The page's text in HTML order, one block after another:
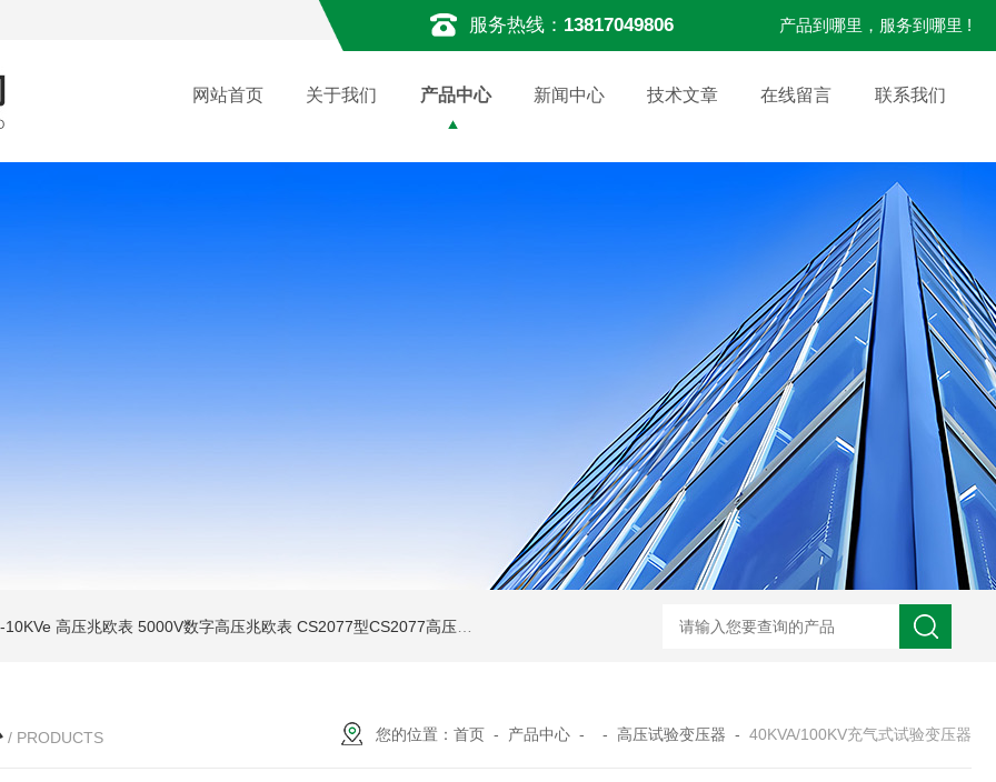
服务热线： 13817049806 产品到哪里，服务到哪里 !
网站首页 关于我们 产品中心 新闻中心 技术文章 在线留言 联系我们
高压兆欧表 5000V数字高压兆欧表 CS2077型CS2077高压兆欧表校验仪 GM-5KV-20KV型可调高压兆欧表GM-5KV-20KV nl3203型
/ PRODUCTS 您的位置： 首页 - 产品中心 - - 高压试验变压器 - 40KVA/100KV充气式试验变压器